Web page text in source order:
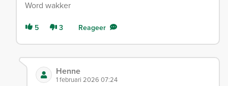
Word wakker
5 3 Reageer
Henne
1 februari 2026 07:24